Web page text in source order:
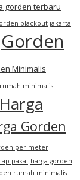
gorden terbaru
blackout jakarta
Gorden
Minimalis
minimalis
Harga
Gorden
per meter
pakai harga gorden
rumah minimalis